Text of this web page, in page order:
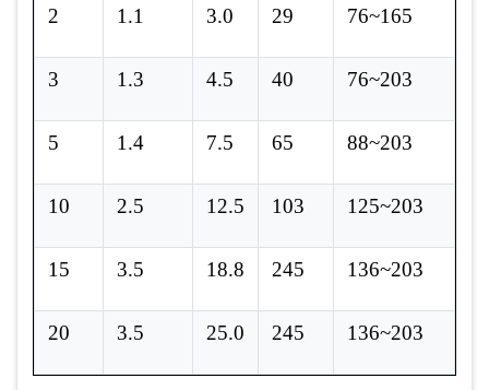
2 1.1 3.0 29 76~165
3 1.3 4.5 40 76~203
5 1.4 7.5 65 88~203
10 2.5 12.5 103 125~203
15 3.5 18.8 245 136~203
20 3.5 25.0 245 136~203